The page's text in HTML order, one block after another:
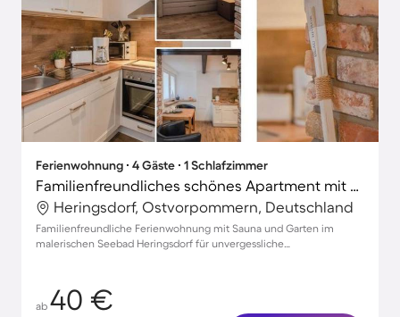
Ferienwohnung ∙ 4 Gäste ∙ 1 Schlafzimmer
Familienfreundliches schönes Apartment mit Grill, Sauna und Garten
Heringsdorf, Ostvorpommern, Deutschland
Familienfreundliche Ferienwohnung mit Sauna und Garten im
malerischen Seebad Heringsdorf für unvergessliche
ab 40 €